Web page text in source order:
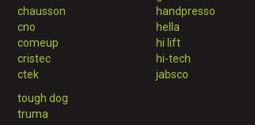
chausson
cno
comeup
cristec
ctek
handpresso
hella
hi lift
hi-tech
jabsco
tough dog
truma